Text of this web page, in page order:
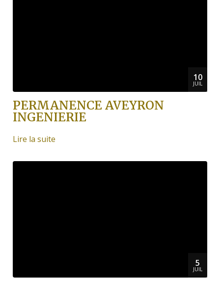
10
JUIL
PERMANENCE AVEYRON
INGENIERIE
Lire la suite
5
JUIL